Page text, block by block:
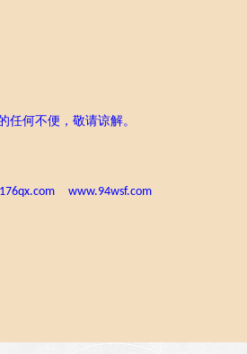
任何不便，敬请谅解。
176qx.com www.94wsf.com